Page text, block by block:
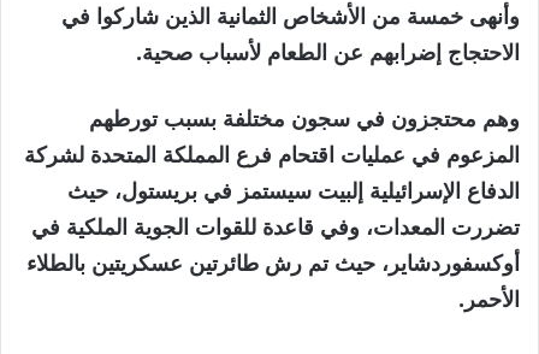
وأنهى خمسة من الأشخاص الثمانية الذين شاركوا في
الاحتجاج إضرابهم عن الطعام لأسباب صحية.
وهم محتجزون في سجون مختلفة بسبب تورطهم
المزعوم في عمليات اقتحام فرع المملكة المتحدة لشركة
الدفاع الإسرائيلية إلبيت سيستمز في بريستول، حيث
تضررت المعدات، وفي قاعدة للقوات الجوية الملكية في
أوكسفوردشاير، حيث تم رش طائرتين عسكريتين بالطلاء
الأحمر.